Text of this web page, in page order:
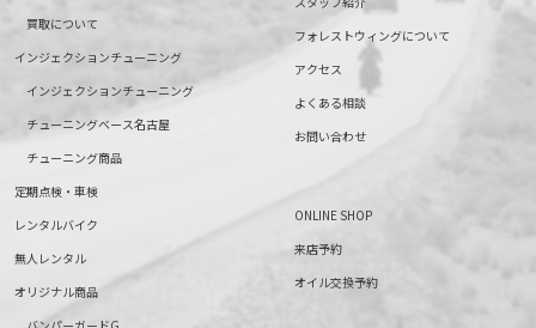
買取について
インジェクションチューニング
インジェクションチューニング
チューニングベース名古屋
チューニング商品
定期点検・車検
レンタルバイク
無人レンタル
オリジナル商品
フォレストウィングについて
アクセス
よくある相談
お問い合わせ
ONLINE SHOP
来店予約
オイル交換予約